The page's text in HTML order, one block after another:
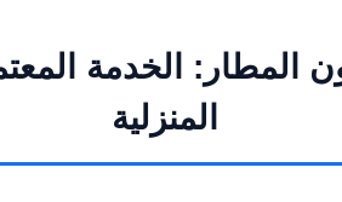
المطار: الخدمة
المنزلية